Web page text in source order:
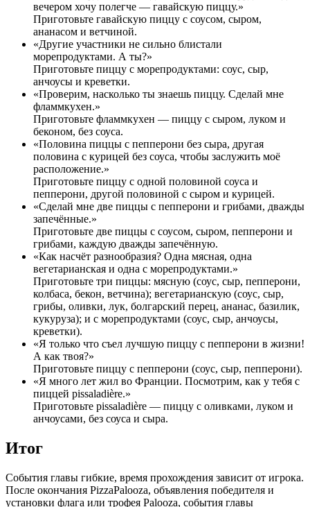
вечером хочу полегче — гавайскую пиццу.»
Приготовьте гавайскую пиццу с соусом, сыром,
ананасом и ветчиной.
«Другие участники не сильно блистали
морепродуктами. А ты?»
Приготовьте пиццу с морепродуктами: соус, сыр,
анчоусы и креветки.
«Проверим, насколько ты знаешь пиццу. Сделай мне
фламмкухен.»
Приготовьте фламмкухен — пиццу с сыром, луком и
беконом, без соуса.
«Половина пиццы с пепперони без сыра, другая
половина с курицей без соуса, чтобы заслужить моё
расположение.»
Приготовьте пиццу с одной половиной соуса и
пепперони, другой половиной с сыром и курицей.
«Сделай мне две пиццы с пепперони и грибами, дважды
запечённые.»
Приготовьте две пиццы с соусом, сыром, пепперони и
грибами, каждую дважды запечённую.
«Как насчёт разнообразия? Одна мясная, одна
вегетарианская и одна с морепродуктами.»
Приготовьте три пиццы: мясную (соус, сыр, пепперони,
колбаса, бекон, ветчина); вегетарианскую (соус, сыр,
грибы, оливки, лук, болгарский перец, ананас, базилик,
кукуруза); и с морепродуктами (соус, сыр, анчоусы,
креветки).
«Я только что съел лучшую пиццу с пепперони в жизни!
А как твоя?»
Приготовьте пиццу с пепперони (соус, сыр, пепперони).
«Я много лет жил во Франции. Посмотрим, как у тебя с
пиццей pissaladière.»
Приготовьте pissaladière — пиццу с оливками, луком и
анчоусами, без соуса и сыра.
Итог
События главы гибкие, время прохождения зависит от игрока.
После окончания PizzaPalooza, объявления победителя и
установки флага или трофея Palooza, события главы